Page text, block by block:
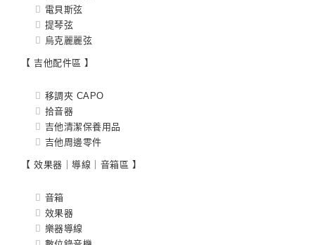
電貝斯弦
提琴弦
烏克麗麗弦
【 吉他配件區 】
移調夾 CAPO
拾音器
吉他清潔保養用品
吉他周邊零件
【 效果器｜導線｜音箱區 】
音箱
效果器
樂器導線